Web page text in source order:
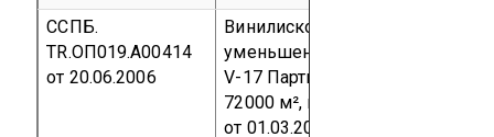
ССПБ.
TR.ОП019.А00414
от 20.06.2006
Винилискожа обивочная
уменьшенной
V-17 Партия в количестве
72000 м², контракт № 410/06
от 01.03.2006, инвойс № 47/